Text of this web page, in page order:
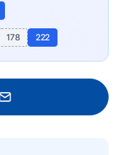
178 222